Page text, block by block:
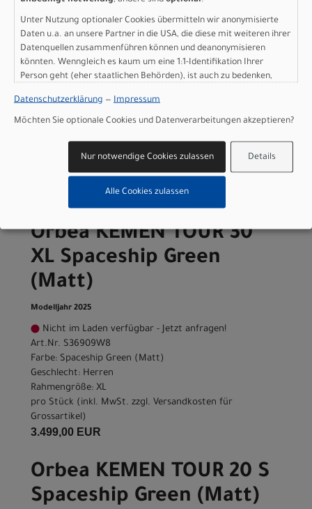
Orbea KEMEN TOUR 30 L
Spaceship Green (Matt)
Modelljahr 2025
Art.Nr. S36907W8
Farbe: Spaceship Green (Matt)
pro Stück (inkl. MwSt. zzgl.
Grossartikel)
Orbea KEMEN TOUR 30
XL Spaceship Green
(Matt)
Modelljahr 2025
Nicht im Laden verfügbar - Jetzt anfragen!
Art.Nr. S36909W8
Farbe: Spaceship Green (Matt)
Geschlecht: Herren
Rahmengröße: XL
pro Stück (inkl. MwSt. zzgl. Versandkosten für
Grossartikel )
3.499,00 EUR
Orbea KEMEN TOUR 20 S
Spaceship Green (Matt)
Unter Nutzung optionaler Cookies übermitteln wir anonymisierte
Daten u.a. an unsere Partner in die USA, die diese mit weiteren ihrer
Datenquellen zusammenführen können und deanonymisieren
könnten. Wenngleich es kaum um eine 1:1-Identifikation Ihrer
Person geht (eher staatlichen Behörden), ist auch zu bedenken,
sind wie bei uns in der Europäischen Union.
Datenschutzerklärung — Impressum
Möchten Sie optionale Cookies und Datenverarbeitungen akzeptieren?
Details
Nur notwendige Cookies zulassen
Alle Cookies zulassen